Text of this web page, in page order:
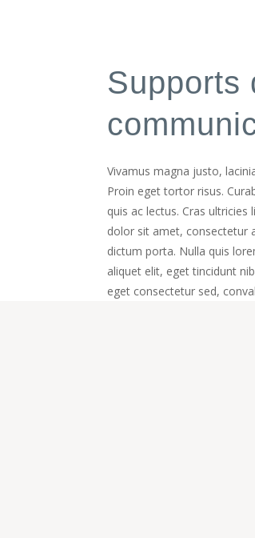
Supports
Vivamus magna justo,
Proin eget tortor risus.
quis ac lectus. Cras
dolor sit amet, consectetur
dictum porta. Nulla quis
aliquet elit, eget tincidunt
eget consectetur sed,